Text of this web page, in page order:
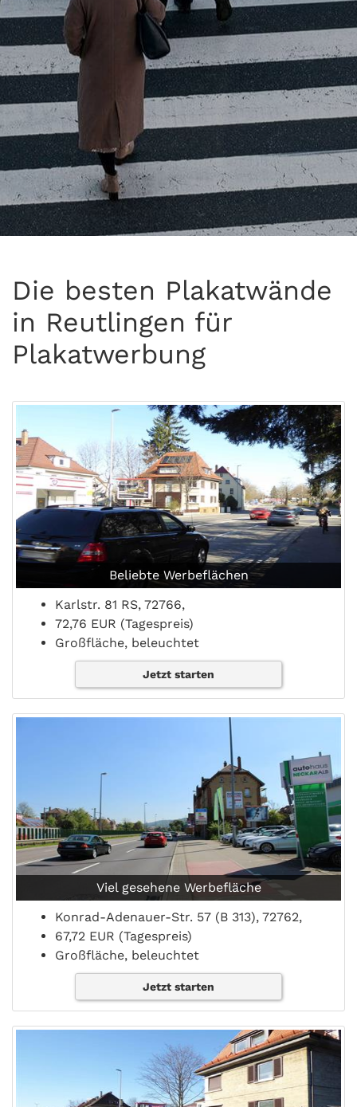
Die besten Plakatwände
in Reutlingen für
Plakatwerbung
Beliebte Werbeflächen
Karlstr. 81 RS, 72766,
72,76 EUR (Tagespreis)
Großfläche, beleuchtet
Jetzt starten
Viel gesehene Werbefläche
Konrad-Adenauer-Str. 57 (B 313), 72762,
67,72 EUR (Tagespreis)
Großfläche, beleuchtet
Jetzt starten